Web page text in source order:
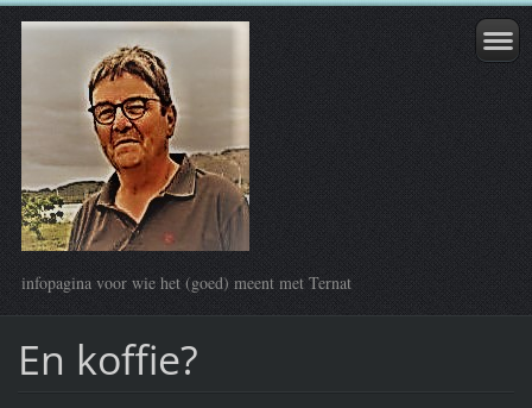
infopagina voor wie het (goed) meent met Ternat
En koffie?